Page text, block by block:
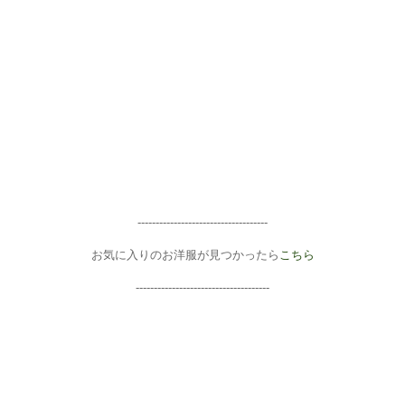
------------------------------------
お気に入りのお洋服が見つかったら こちら
-------------------------------------